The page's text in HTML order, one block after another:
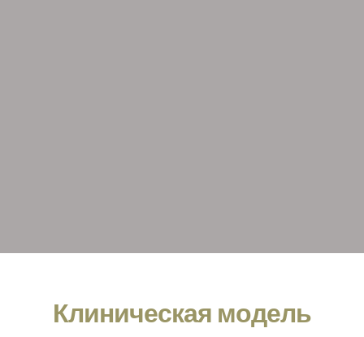
Клиническая модель